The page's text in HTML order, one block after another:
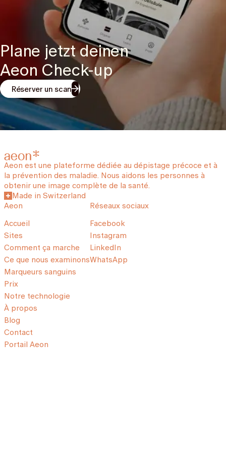
Plane jetzt deinen
Aeon Check-up
Réserver un scan
Aeon est une plateforme dédiée au dépistage précoce et à
la prévention des maladie. Nous aidons les personnes à
obtenir une image complète de la santé.
Made in Switzerland
Aeon
Accueil
Sites
Comment ça marche
Ce que nous examinons
Marqueurs sanguins
Prix
Notre technologie
À propos
Blog
Contact
Portail Aeon
Réseaux sociaux
Facebook
Instagram
LinkedIn
WhatsApp